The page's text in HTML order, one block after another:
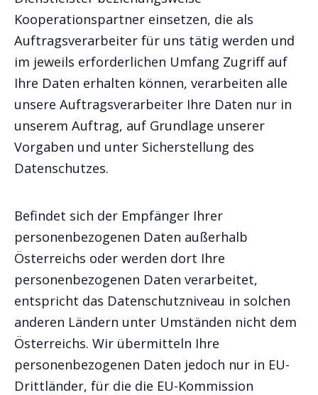
Kooperationspartner einsetzen, die als
Auftragsverarbeiter für uns tätig werden und
im jeweils erforderlichen Umfang Zugriff auf
Ihre Daten erhalten können, verarbeiten alle
unsere Auftragsverarbeiter Ihre Daten nur in
unserem Auftrag, auf Grundlage unserer
Vorgaben und unter Sicherstellung des
Datenschutzes.
Befindet sich der Empfänger Ihrer
personenbezogenen Daten außerhalb
Österreichs oder werden dort Ihre
personenbezogenen Daten verarbeitet,
entspricht das Datenschutzniveau in solchen
anderen Ländern unter Umständen nicht dem
Österreichs. Wir übermitteln Ihre
personenbezogenen Daten jedoch nur in EU-
Drittländer, für die die EU-Kommission